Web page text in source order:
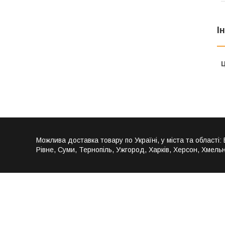
Можлива доставка товару по Україні, у міста та
Рівне, Суми, Тернопіль, Ужгород, Харків, Херсон,